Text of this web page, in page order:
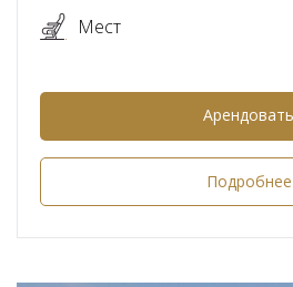
Мест
Арендовать
Подробнее